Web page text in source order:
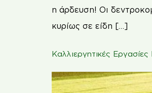
η άρδευση! Οι
κυρίως σε είδη […]
Καλλιεργητικές Εργασίες